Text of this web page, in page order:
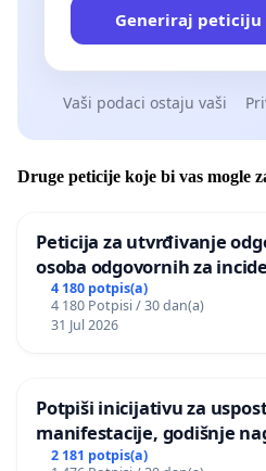
Generiraj peticiju
Vaši podaci ostaju vaši
Druge peticije koje bi vas mogle
Peticija za utvrđivanje
osoba odgovornih za
Grada Zagreba
4 180 potpis(a)
4 180 Potpisi / 30 dan(a)
31 Jul 2026
Potpiši inicijativu za
manifestacije, godišnje
javnog događaja „Edin
2 181 potpis(a)